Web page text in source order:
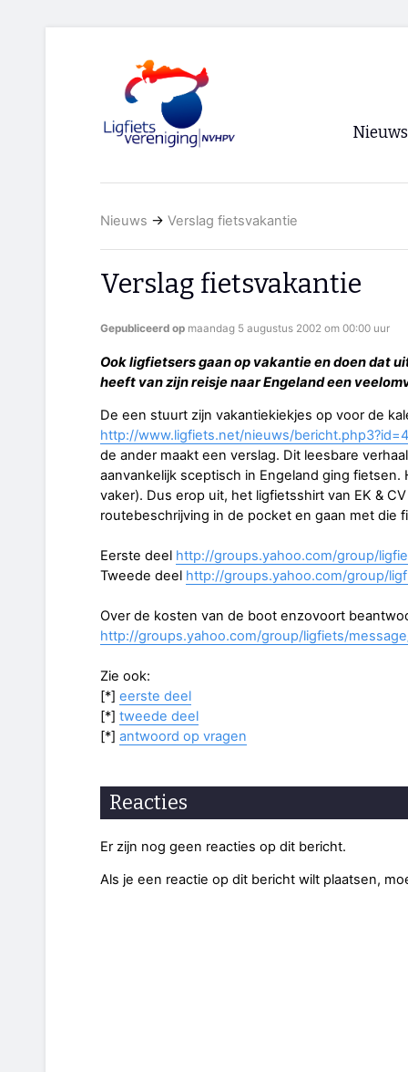
Nieuws
Nieuws → Verslag fietsvakantie
Verslag fietsvakantie
Gepubliceerd op maandag 5 augustus 2002 om 00:00 uur
Ook ligfietsers gaan op vakantie en doen dat
heeft van zijn reisje naar Engeland een
De een stuurt zijn vakantiekiekjes op voor de
http://www.ligfiets.net/nieuws/
de ander maakt een verslag. Dit leesbare
aanvankelijk sceptisch in Engeland ging
vaker). Dus erop uit, het ligfietsshirt van EK &
routebeschrijving in de pocket en gaan met die
Eerste deel http://groups.yahoo.com/group/
Tweede deel http://groups.yahoo.com/group/
Over de kosten van de boot enzovoort
http://groups.yahoo.com/group/ligfiets/
Zie ook:
[*] eerste deel
[*] tweede deel
[*] antwoord op vragen
Reacties
Er zijn nog geen reacties op dit bericht.
Als je een reactie op dit bericht wilt plaatsen,